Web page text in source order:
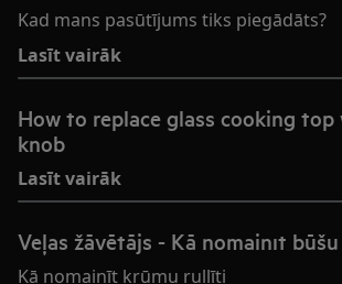
Kad mans pasūtījums tiks piegādāts?
Lasīt vairāk
How to replace glass cooking
knob
Lasīt vairāk
Veļas žāvētājs - Kā nomainīt
Kā nomainīt krūmu rullīti